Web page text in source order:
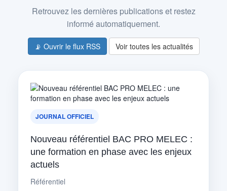
Retrouvez les dernières publications et restez
informé automatiquement.
📡 Ouvrir le flux RSS Voir toutes les actualités
JOURNAL OFFICIEL
Nouveau référentiel BAC PRO MELEC :
une formation en phase avec les enjeux
actuels
Référentiel